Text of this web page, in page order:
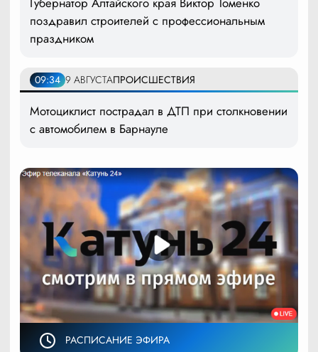
поздравил строителей с профессиональным
праздником
09:34 9 АВГУСТАПРОИСШЕСТВИЯ
Мотоциклист пострадал в ДТП при столкновении
с автомобилем в Барнауле
РАСПИСАНИЕ ЭФИРА